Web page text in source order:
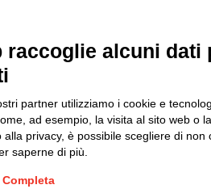
INSTAGRAM
Cookie
raccoglie alcuni dati
partner utilizziamo i cookie e
ad esempio, la visita al sito web o
privacy, è possibile scegliere di non
saperne di più.